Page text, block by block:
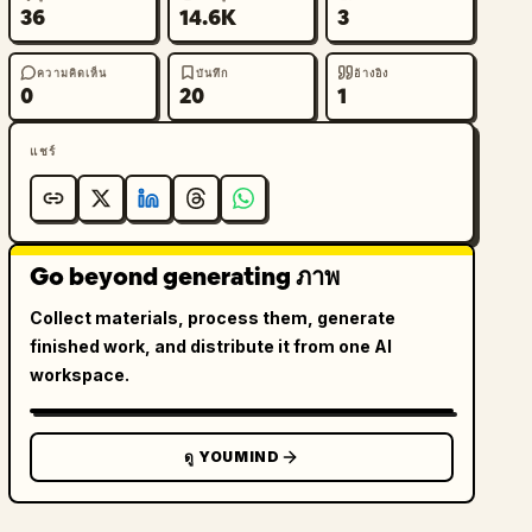
36 14.6K 3
ความคิดเห็น
0
บันทึก
20
อ้างอิง
1
แชร์
Go beyond generating ภาพ
Collect materials, process them, generate
finished work, and distribute it from one AI
workspace.
ดู YOUMIND